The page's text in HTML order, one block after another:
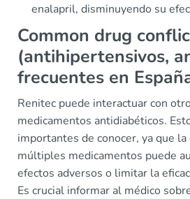
enalapril, disminuyendo su
Common drug
(antihipertensivos,
frecuentes en
Renitec puede interactuar con
medicamentos antidiabéticos.
importantes de conocer, ya que la
múltiples medicamentos puede
efectos adversos o limitar la
Es crucial informar al médico